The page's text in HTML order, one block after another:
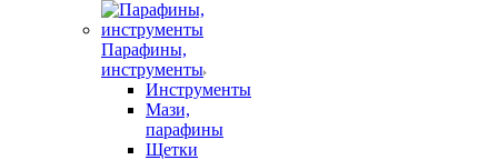
Парафины,
инструменты
Инструменты
Мази,
парафины
Щетки